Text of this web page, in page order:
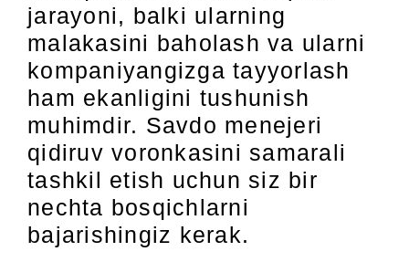
jarayoni, balki ularning
malakasini baholash va ularni
kompaniyangizga tayyorlash
ham ekanligini tushunish
muhimdir. Savdo menejeri
qidiruv voronkasini samarali
tashkil etish uchun siz bir
nechta bosqichlarni
bajarishingiz kerak.